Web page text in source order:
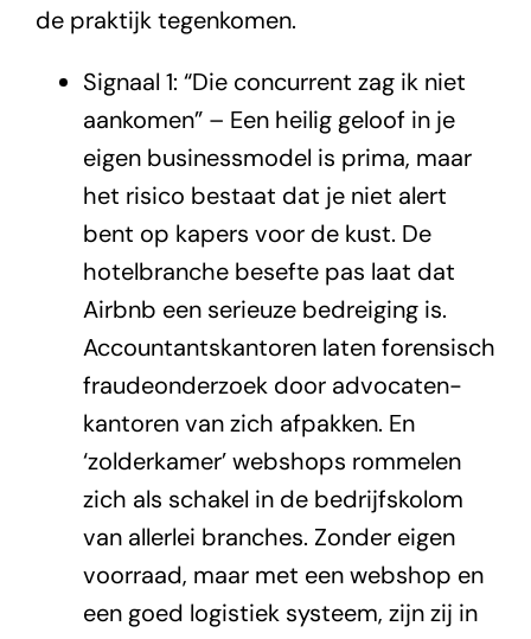
de praktijk tegenkomen.
Signaal 1: “Die concurrent zag ik niet
aankomen” – Een heilig geloof in je
eigen businessmodel is prima, maar
het risico bestaat dat je niet alert
bent op kapers voor de kust. De
hotelbranche besefte pas laat dat
Airbnb een serieuze bedreiging is.
Accountantskantoren laten forensisch
fraudeonderzoek door advocaten-
kantoren van zich afpakken. En
‘zolderkamer’ webshops rommelen
zich als schakel in de bedrijfskolom
van allerlei branches. Zonder eigen
voorraad, maar met een webshop en
een goed logistiek systeem, zijn zij in